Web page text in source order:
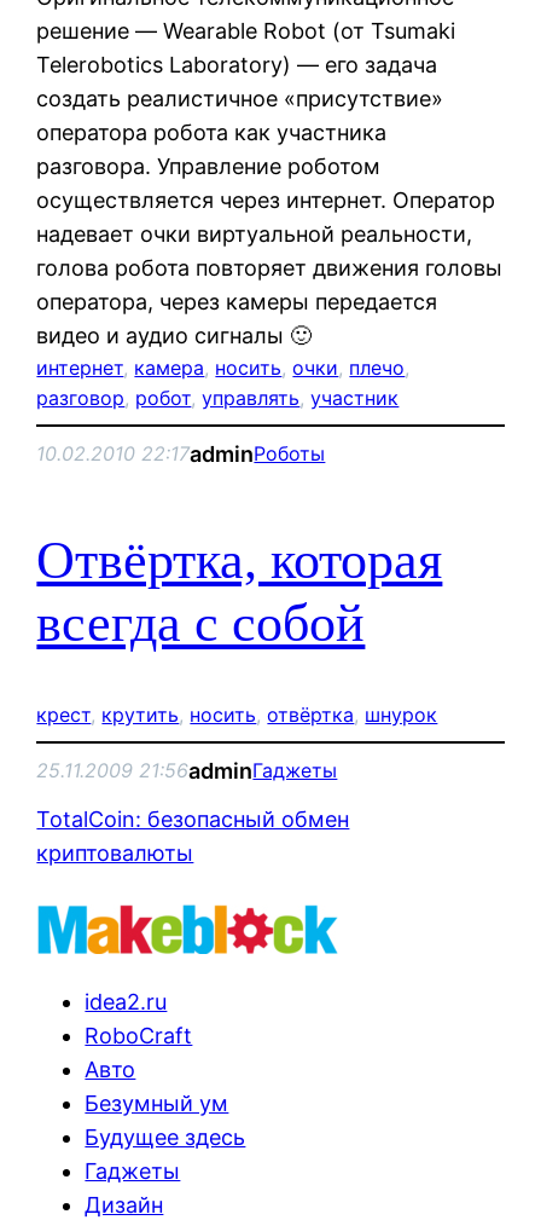
решение — Wearable Robot (от Tsumaki
Telerobotics Laboratory) — его задача
создать реалистичное «присутствие»
оператора робота как участника
разговора. Управление роботом
осуществляется через интернет. Оператор
надевает очки виртуальной реальности,
голова робота повторяет движения головы
оператора, через камеры передается
видео и аудио сигналы 🙂
интернет, камера, носить, очки, плечо
разговор, робот, управлять, участник
10.02.2010 22:17adminРоботы
Отвёртка, которая
всегда с собой
крест, крутить, носить, отвёртка, шнурок
25.11.2009 21:56adminГаджеты
TotalCoin: безопасный обмен
криптовалюты
idea2.ru
RoboCraft
Авто
Безумный ум
Будущее здесь
Гаджеты
Дизайн